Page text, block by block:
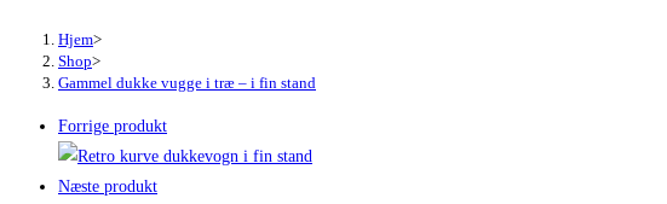
Hjem>
Shop>
Gammel dukke vugge i træ – i fin stand
Forrige produkt
Næste produkt